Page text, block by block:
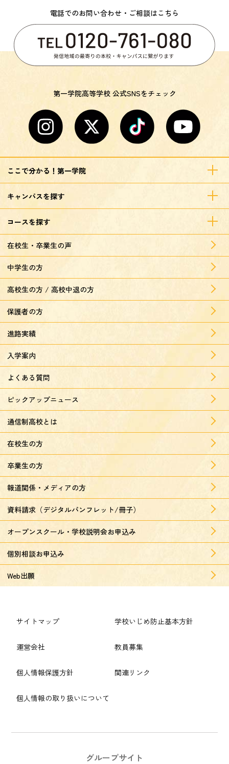
電話でのお問い合わせ・ご相談はこちら
第一学院高等学校 公式SNSをチェック
ここで分かる！第一学院
キャンパスを探す
コースを探す
在校生・卒業生の声
中学生の方
高校生の方 / 高校中退の方
保護者の方
進路実績
入学案内
よくある質問
ピックアップニュース
通信制高校とは
在校生の方
卒業生の方
報道関係・メディアの方
資料請求（デジタルパンフレット/冊子）
オープンスクール・学校説明会お申込み
個別相談お申込み
Web出願
サイトマップ
運営会社
個人情報保護方針
個人情報の取り扱いについて
学校いじめ防止基本方針
教員募集
関連リンク
グループサイト